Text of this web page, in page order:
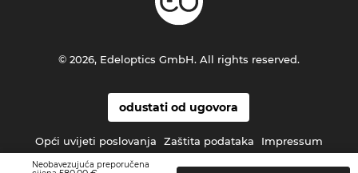
Neobavezujuća preporučena
odustati od ugovora
Opći uvijeti poslovanja Zaštita podataka Impressum
© 2026, Edeloptics GmbH. All rights reserved.